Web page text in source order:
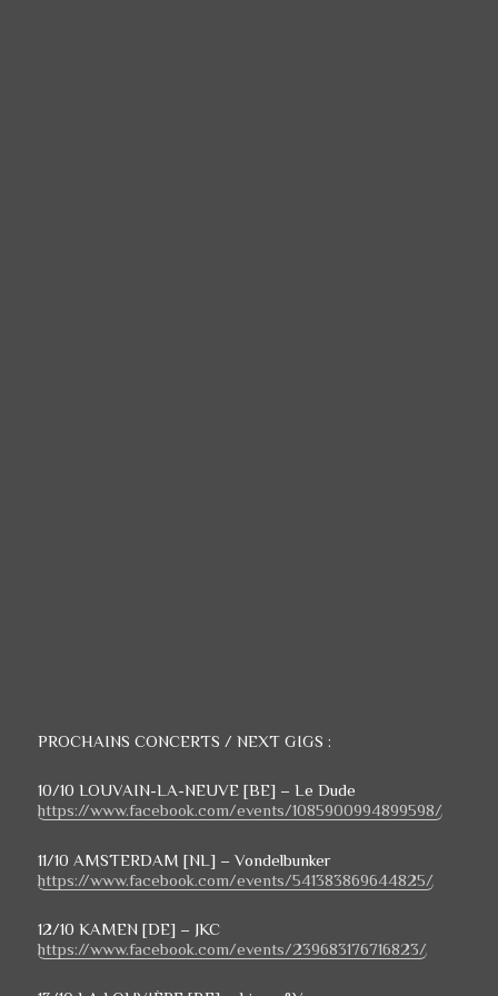
PROCHAINS CONCERTS / NEXT GIGS :
10/10 LOUVAIN-LA-NEUVE [BE] – Le Dude
https://www.facebook.com/events/1085900994899598/
11/10 AMSTERDAM [NL] – Vondelbunker
https://www.facebook.com/events/541383869644825/
12/10 KAMEN [DE] – JKC
https://www.facebook.com/events/239683176716823/